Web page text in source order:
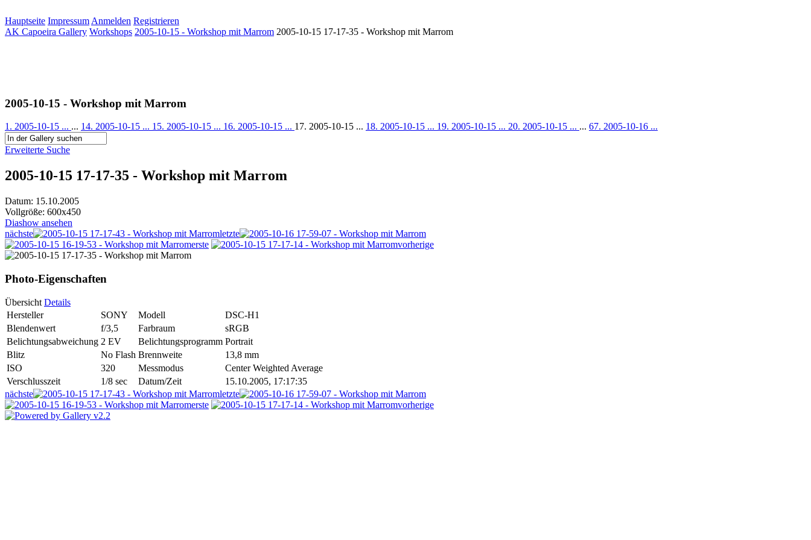
Hauptseite Impressum Anmelden Registrieren
AK Capoeira Gallery Workshops 2005-10-15 - Workshop mit Marrom 2005-10-15 17-17-35 - Workshop mit Marrom
2005-10-15 - Workshop mit Marrom
1. 2005-10-15 ... ... 14. 2005-10-15 ... 15. 2005-10-15 ... 16. 2005-10-15 ... 17. 2005-10-15 ... 18. 2005-10-15 ... 19. 2005-10-15 ... 20. 2005-10-15 ... ... 67. 2005-10-16 ...
Erweiterte Suche
2005-10-15 17-17-35 - Workshop mit Marrom
Datum: 15.10.2005
Vollgröße: 600x450
Diashow ansehen
nächste
letzte
erste
vorherige
Photo-Eigenschaften
Übersicht Details
Hersteller
SONY Modell
DSC-H1
Blendenwert
f/3,5 Farbraum
sRGB
Belichtungsabweichung 2 EV Belichtungsprogramm Portrait
Blitz
No Flash Brennweite
13,8 mm
ISO
320 Messmodus
Center Weighted Average
Verschlusszeit
1/8 sec Datum/Zeit
15.10.2005, 17:17:35
nächste
letzte
erste
vorherige